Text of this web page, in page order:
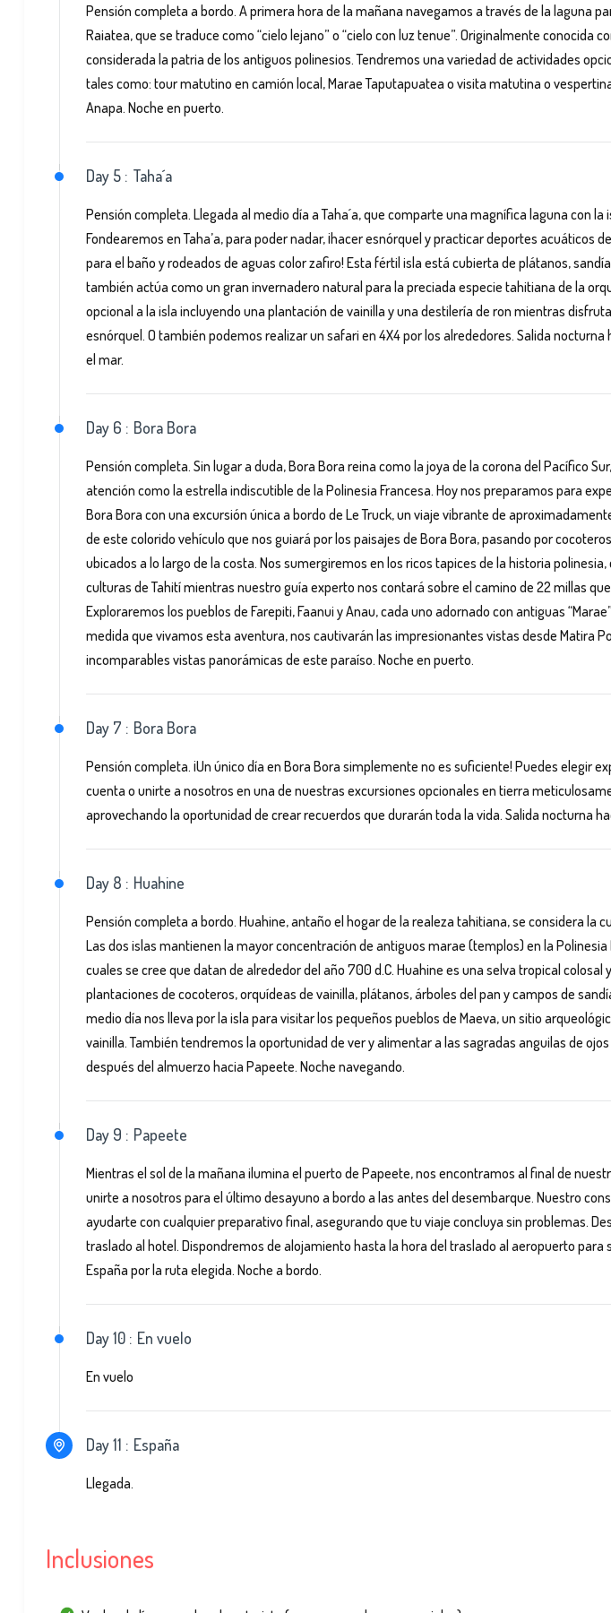
Pensión completa a bordo. A primera hora de la mañana navegamos a través de la laguna
Raiatea, que se traduce como “cielo lejano” o “cielo con luz tenue”. Originalmente conocida
considerada la patria de los antiguos polinesios. Tendremos una variedad de actividades
tales como: tour matutino en camión local, Marae Taputapuatea o visita matutina o
Anapa. Noche en puerto.
Day 5 : Taha´a
Pensión completa. Llegada al medio día a Taha´a, que comparte una magnífica laguna con la
Fondearemos en Taha’a, para poder nadar, ¡hacer esnórquel y practicar deportes acuáticos
para el baño y rodeados de aguas color zafiro! Esta fértil isla está cubierta de plátanos,
también actúa como un gran invernadero natural para la preciada especie tahitiana de la
opcional a la isla incluyendo una plantación de vainilla y una destilería de ron mientras
esnórquel. O también podemos realizar un safari en 4X4 por los alrededores. Salida nocturna
el mar.
Day 6 : Bora Bora
Pensión completa. Sin lugar a duda, Bora Bora reina como la joya de la corona del Pacífico
atención como la estrella indiscutible de la Polinesia Francesa. Hoy nos preparamos para
Bora Bora con una excursión única a bordo de Le Truck, un viaje vibrante de
de este colorido vehículo que nos guiará por los paisajes de Bora Bora, pasando por
ubicados a lo largo de la costa. Nos sumergiremos en los ricos tapices de la historia
culturas de Tahití mientras nuestro guía experto nos contará sobre el camino de 22 millas
Exploraremos los pueblos de Farepiti, Faanui y Anau, cada uno adornado con antiguas
medida que vivamos esta aventura, nos cautivarán las impresionantes vistas desde Matira
incomparables vistas panorámicas de este paraíso. Noche en puerto.
Day 7 : Bora Bora
Pensión completa. ¡Un único día en Bora Bora simplemente no es suficiente! Puedes elegir
cuenta o unirte a nosotros en una de nuestras excursiones opcionales en tierra
aprovechando la oportunidad de crear recuerdos que durarán toda la vida. Salida nocturna
Day 8 : Huahine
Pensión completa a bordo. Huahine, antaño el hogar de la realeza tahitiana, se considera la
Las dos islas mantienen la mayor concentración de antiguos marae (templos) en la Polinesia
cuales se cree que datan de alrededor del año 700 d.C. Huahine es una selva tropical colosal
plantaciones de cocoteros, orquídeas de vainilla, plátanos, árboles del pan y campos de
medio día nos lleva por la isla para visitar los pequeños pueblos de Maeva, un sitio
vainilla. También tendremos la oportunidad de ver y alimentar a las sagradas anguilas de ojos
después del almuerzo hacia Papeete. Noche navegando.
Day 9 : Papeete
Mientras el sol de la mañana ilumina el puerto de Papeete, nos encontramos al final de
unirte a nosotros para el último desayuno a bordo a las antes del desembarque. Nuestro
ayudarte con cualquier preparativo final, asegurando que tu viaje concluya sin problemas.
traslado al hotel. Dispondremos de alojamiento hasta la hora del traslado al aeropuerto para
España por la ruta elegida. Noche a bordo.
Day 10 : En vuelo
En vuelo
Day 11 : España
Llegada.
Inclusiones